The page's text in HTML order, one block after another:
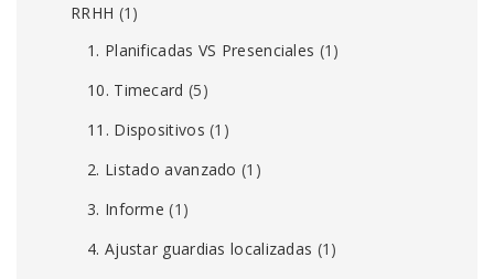
RRHH (1)
1. Planificadas VS Presenciales (1)
10. Timecard (5)
11. Dispositivos (1)
2. Listado avanzado (1)
3. Informe (1)
4. Ajustar guardias localizadas (1)